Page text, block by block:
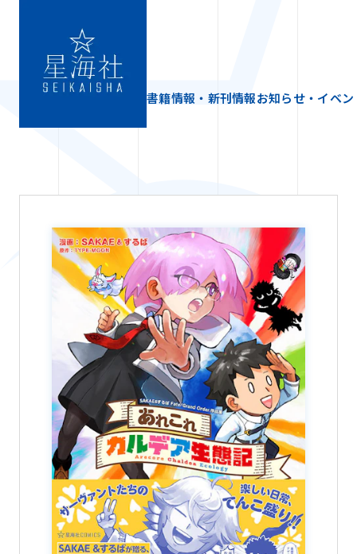
書籍情報・新刊情報お知らせ・イベン